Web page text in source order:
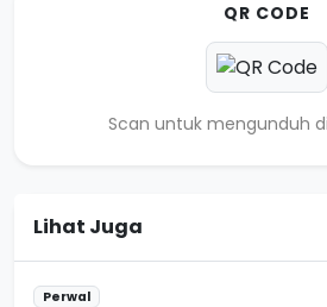
QR CODE
Scan untuk mengunduh
Lihat Juga
Perwal